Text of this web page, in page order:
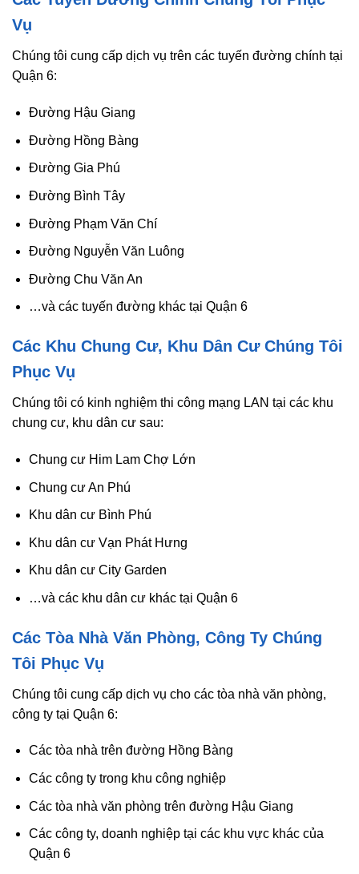
Vụ
Chúng tôi cung cấp dịch vụ trên các tuyến đường chính tại
Quận 6:
Đường Hậu Giang
Đường Hồng Bàng
Đường Gia Phú
Đường Bình Tây
Đường Phạm Văn Chí
Đường Nguyễn Văn Luông
Đường Chu Văn An
…và các tuyến đường khác tại Quận 6
Các Khu Chung Cư, Khu Dân Cư Chúng Tôi
Phục Vụ
Chúng tôi có kinh nghiệm thi công mạng LAN tại các khu
chung cư, khu dân cư sau:
Chung cư Him Lam Chợ Lớn
Chung cư An Phú
Khu dân cư Bình Phú
Khu dân cư Vạn Phát Hưng
Khu dân cư City Garden
…và các khu dân cư khác tại Quận 6
Các Tòa Nhà Văn Phòng, Công Ty Chúng
Tôi Phục Vụ
Chúng tôi cung cấp dịch vụ cho các tòa nhà văn phòng,
công ty tại Quận 6:
Các tòa nhà trên đường Hồng Bàng
Các công ty trong khu công nghiệp
Các tòa nhà văn phòng trên đường Hậu Giang
Các công ty, doanh nghiệp tại các khu vực khác của
Quận 6